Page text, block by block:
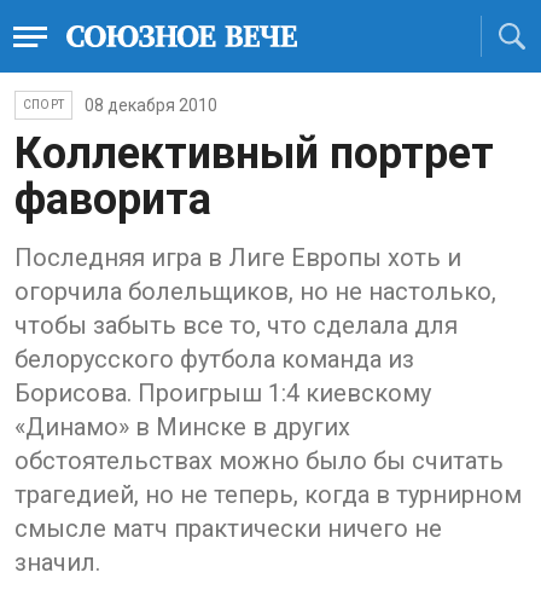
СПОРТ 08 декабря 2010
Коллективный портрет
фаворита
Последняя игра в Лиге Европы хоть и
огорчила болельщиков, но не настолько,
чтобы забыть все то, что сделала для
белорусского футбола команда из
Борисова. Проигрыш 1:4 киевскому
«Динамо» в Минске в других
обстоятельствах можно было бы считать
трагедией, но не теперь, когда в турнирном
смысле матч практически ничего не
значил.